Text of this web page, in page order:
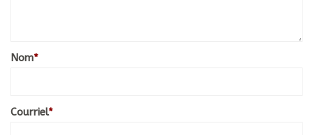
Nom*
Courriel*